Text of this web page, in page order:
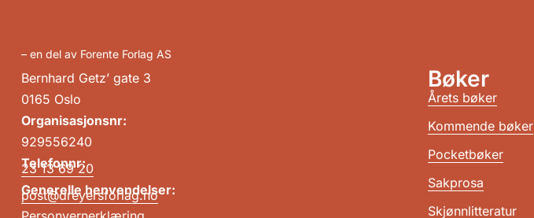
– en del av Forente Forlag AS
Bernhard Getz’ gate 3
0165 Oslo
Organisasjonsnr:
929556240
Telefonnr:
23 13 69 20
Generelle henvendelser:
post@dreyersforlag.no
Bøker
Årets bøker
Kommende bøker
Pocketbøker
Sakprosa
Skjønnlitteratur